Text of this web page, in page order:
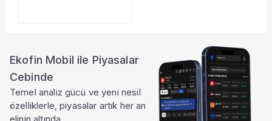
Ekofin Mobil ile Piyasalar
Cebinde
Temel analiz gücü ve yeni nesil
özelliklerle, piyasalar artık her an